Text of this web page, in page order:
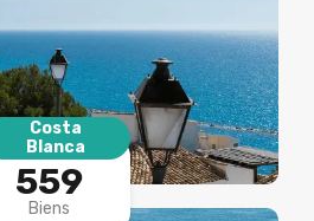
Costa
Blanca
559
Biens